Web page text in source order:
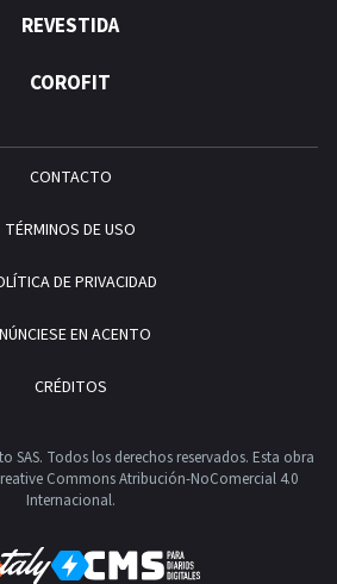
REVESTIDA
COROFIT
CONTACTO
TÉRMINOS DE USO
DE PRIVACIDAD
EN ACENTO
CRÉDITOS
SAS. Todos los derechos reservados. Esta obra
Commons Atribución-NoComercial 4.0
Internacional.